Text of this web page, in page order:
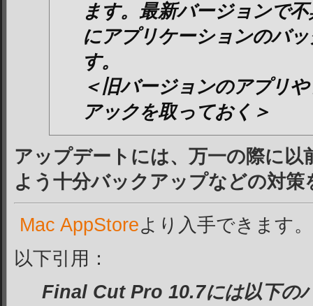
ます。最新バージョンで
にアプリケーションのバ
す。
＜旧バージョンのアプリ
アックを取っておく＞
アップデートには、万一の際に
よう十分バックアップなどの対
Mac AppStoreより入手できます。
以下引用：
Final Cut Pro 10.7には以下の